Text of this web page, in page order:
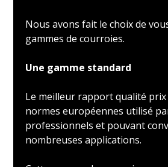
Nous avons fait le choix de
gammes de courroies.
Une gamme standard
Le meilleur rapport qualité
normes européennes utilisé
professionnels et pouvant
nombreuses applications.